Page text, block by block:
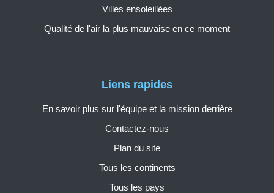
Liens rapides
En savoir plus sur l'équipe et la mission derrière
Contactez-nous
Plan du site
Tous les continents
Tous les pays
Villes ensoleillées
Qualité de l'air la plus mauvaise en ce moment